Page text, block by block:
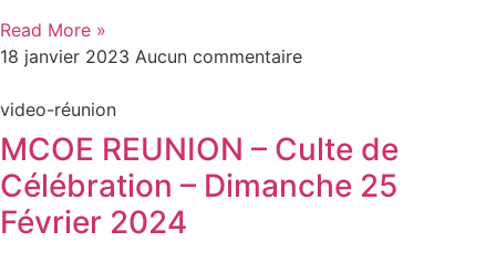
Read More »
18 janvier 2023 Aucun commentaire
video-réunion
MCOE REUNION – Culte de
Célébration – Dimanche 25
Février 2024